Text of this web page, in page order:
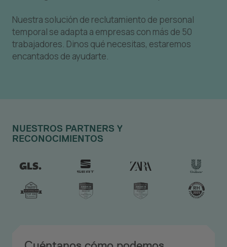
Nuestra solución de reclutamiento de personal
temporal se adapta a empresas con más de 50
trabajadores. Dinos qué necesitas, estaremos
encantados de ayudarte.
NUESTROS PARTNERS Y
RECONOCIMIENTOS